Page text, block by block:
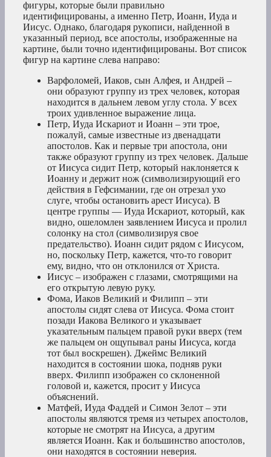
фигуры, которые были правильно
идентифицированы, а именно Петр, Иоанн, Иуда и
Иисус. Однако, благодаря рукописи, найденной в
указанный период, все апостолы, изображенные на
картине, были точно идентифицированы. Вот список
фигур на картине слева направо:
Варфоломей, Иаков, сын Алфея, и Андрей –
они образуют группу из трех человек, которая
находится в дальнем левом углу стола. У всех
троих удивленное выражение лица.
Петр, Иуда Искариот и Иоанн – эти трое,
пожалуй, самые известные из двенадцати
апостолов. Как и первые три апостола, они
также образуют группу из трех человек. Дальше
от Иисуса сидит Петр, который наклоняется к
Иоанну и держит нож (символизирующий его
действия в Гефсимании, где он отрезал ухо
слуге, чтобы остановить арест Иисуса). В
центре группы — Иуда Искариот, который, как
видно, ошеломлен заявлением Иисуса и пролил
солонку на стол (символизируя свое
предательство). Иоанн сидит рядом с Иисусом,
но, поскольку Петр, кажется, что-то говорит
ему, видно, что он отклонился от Христа.
Иисус – изображен с глазами, смотрящими на
его открытую левую руку.
Фома, Иаков Великий и Филипп – эти
апостолы сидят слева от Иисуса. Фома стоит
позади Иакова Великого и указывает
указательным пальцем правой руки вверх (тем
же пальцем он ощупывал раны Иисуса, когда
тот был воскрешен). Джеймс Великий
находится в состоянии шока, подняв руки
вверх. Филипп изображен со склоненной
головой и, кажется, просит у Иисуса
объяснений.
Матфей, Иуда Фаддей и Симон Зелот – эти
апостолы являются тремя из четырех апостолов,
которые не смотрят на Иисуса, а другим
является Иоанн. Как и большинство апостолов,
они находятся в состоянии неверия.